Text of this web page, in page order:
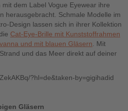
dem Label Vogue Eyewear ihre
herausgebracht. Schmale Modelle im
Design lassen sich in ihrer Kollektion
Cat-Eye-Brille mit Kunststoffrahmen
und mit blauen Gläsern . Mit
und das Meer direkt auf deiner
?hl=de&taken-by=gigihadid
Gläsern